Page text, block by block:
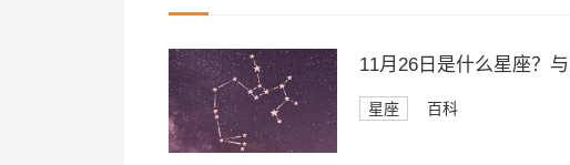
11月26日是什么星座？
星座 百科